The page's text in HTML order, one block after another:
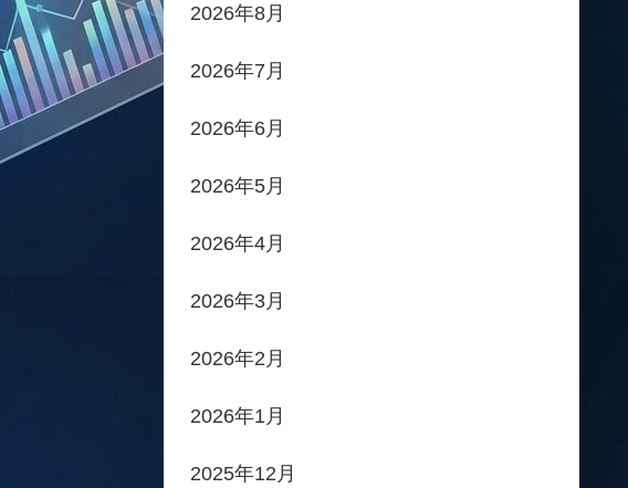
2026年8月
2026年7月
2026年6月
2026年5月
2026年4月
2026年3月
2026年2月
2026年1月
2025年12月